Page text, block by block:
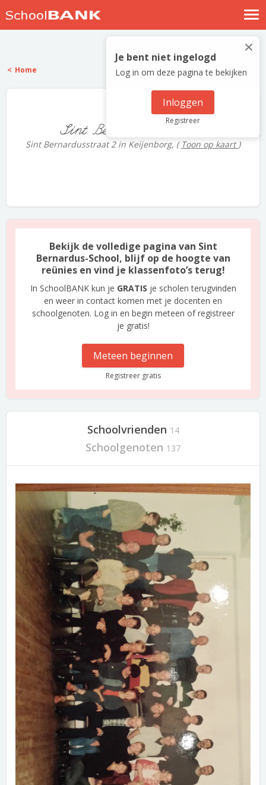
Nostalgische verhalen
Log in
Meld je gratis aan
×
Je bent niet ingelogd
Log in om deze pagina te bekijken
Inloggen
Registreer
Home
Sint Bernardus-School
Sint Bernardusstraat 2 in Keijenborg, ( Toon op kaart )
137 scholieren
Bekijk de volledige pagina van Sint
Bernardus-School, blijf op de hoogte van
reünies en vind je klassenfoto’s terug!
In SchoolBANK kun je GRATIS je scholen terugvinden
en weer in contact komen met je docenten en
schoolgenoten. Log in en begin meteen of registreer
je gratis!
Meteen beginnen
Registreer gratis
Schoolvrienden 14
Schoolgenoten 137